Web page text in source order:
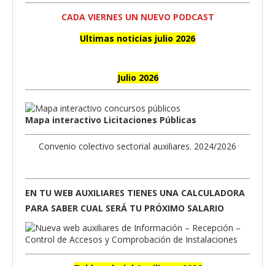
CADA VIERNES UN NUEVO PODCAST
Ultimas noticias julio 2026
Julio 2026
Mapa interactivo Licitaciones Públicas
Convenio colectivo sectorial auxiliares. 2024/2026
EN TU WEB AUXILIARES TIENES UNA CALCULADORA
PARA SABER CUAL SERÁ TU PRÓXIMO SALARIO